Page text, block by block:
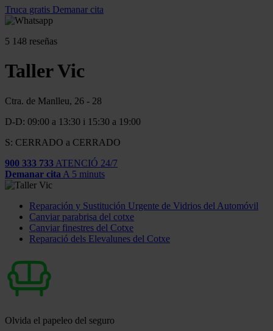
Truca gratis Demanar cita
5 148 reseñas
Taller Vic
Ctra. de Manlleu, 26 - 28
D-D: 09:00 a 13:30 i 15:30 a 19:00
S: CERRADO a CERRADO
900 333 733 ATENCIÓ 24/7
Demanar cita A 5 minuts
Reparación y Sustitución Urgente de Vidrios del Automóvil
Canviar parabrisa del cotxe
Canviar finestres del Cotxe
Reparació dels Elevalunes del Cotxe
Olvida el papeleo del seguro